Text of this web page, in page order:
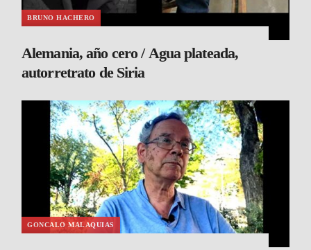
BRUNO HACHERO
Alemania, año cero / Agua plateada,
autorretrato de Siria
GONCALO MALAQUIAS